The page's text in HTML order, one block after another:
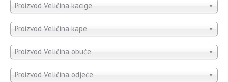
Proizvod Veličina kacige
Proizvod Veličina kape
Proizvod Veličina obuće
Proizvod Veličina odjeće